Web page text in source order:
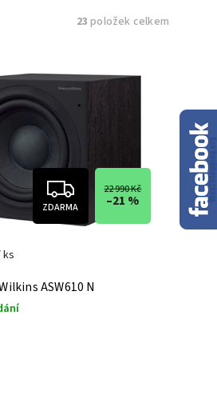
23 položek celkem
ZDARMA
22 990 Kč
–21 %
ASW610 N
ks